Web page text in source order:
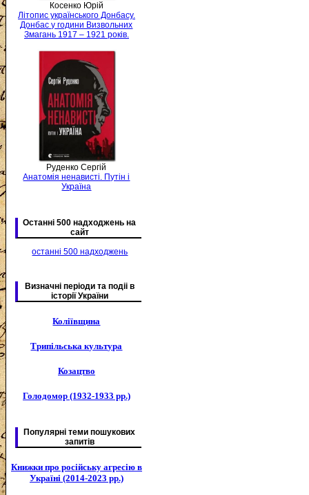
Косенко Юрій
Літопис українського Донбасу.
Донбас у години Визвольних
Змагань 1917 – 1921 років.
Руденко Сергій
Анатомія ненависті. Путін і
Україна
Останні 500 надходжень на
сайт
останні 500 надходжень
Визначні періоди та подіі в
історії України
Коліївщина
Трипільська культура
Козацтво
Голодомор (1932-1933 рр.)
Популярні теми пошукових
запитів
Книжки про російську агресію в
Україні (2014-2023 рр.)